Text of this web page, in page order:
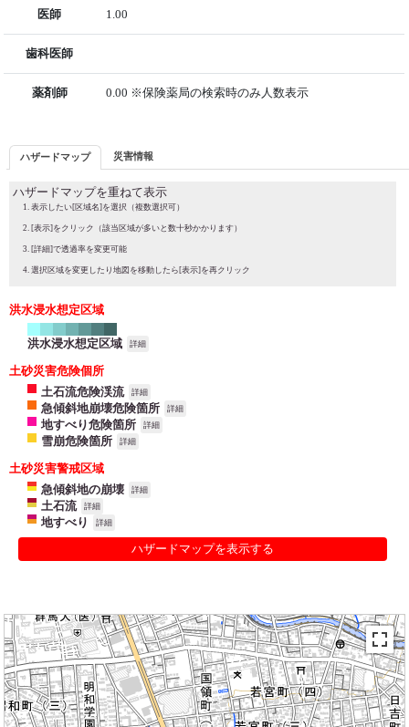
医師 1.00
歯科医師
薬剤師 0.00 ※保険薬局の検索時のみ人数表示
ハザードマップ 災害情報
ハザードマップを重ねて表示
表示したい[区域名]を選択（複数選択可）
[表示]をクリック（該当区域が多いと数十秒かかります）
[詳細]で透過率を変更可能
選択区域を変更したり地図を移動したら[表示]を再クリック
洪水浸水想定区域
洪水浸水想定区域 詳細
土砂災害危険個所
土石流危険渓流
詳細
急傾斜地崩壊危険箇所 詳細
地すべり危険箇所 詳細
雪崩危険箇所 詳細
土砂災害警戒区域
急傾斜地の崩壊
詳細
土石流 詳細
地すべり 詳細
ハザードマップを表示する